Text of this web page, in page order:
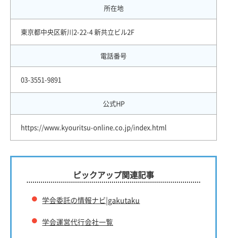
所在地
東京都中央区新川2-22-4 新共立ビル2F
電話番号
03-3551-9891
公式HP
https://www.kyouritsu-online.co.jp/index.html
ピックアップ関連記事
学会委託の情報ナビ|gakutaku
学会運営代行会社一覧